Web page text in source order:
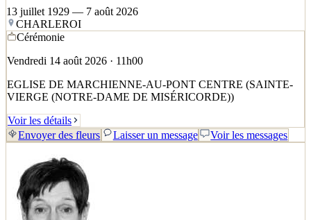
13 juillet 1929 — 7 août 2026
CHARLEROI
Cérémonie
Vendredi 14 août 2026 · 11h00
EGLISE DE MARCHIENNE-AU-PONT CENTRE (SAINTE-
VIERGE (NOTRE-DAME DE MISÉRICORDE))
Voir les détails
Envoyer des fleurs
Laisser un message Voir les messages